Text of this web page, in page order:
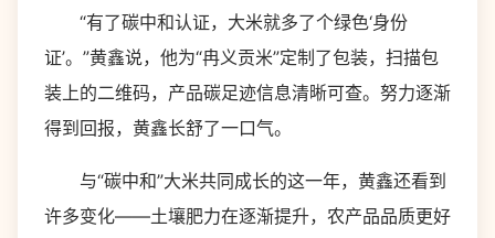
“有了碳中和认证，大米就多了个绿色‘身份
证’。”黄鑫说，他为“冉义贡米”定制了包装，扫描包
装上的二维码，产品碳足迹信息清晰可查。努力逐渐
得到回报，黄鑫长舒了一口气。
与“碳中和”大米共同成长的这一年，黄鑫还看到
许多变化——土壤肥力在逐渐提升，农产品品质更好